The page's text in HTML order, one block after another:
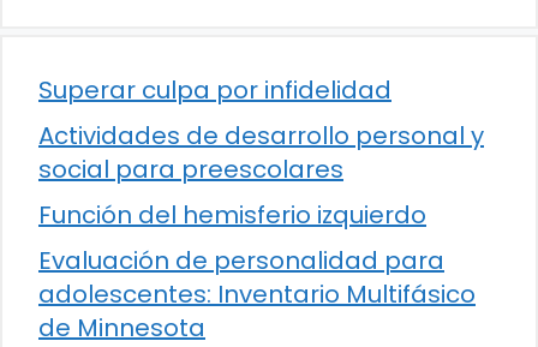
Superar culpa por infidelidad
Actividades de desarrollo personal y
social para preescolares
Función del hemisferio izquierdo
Evaluación de personalidad para
adolescentes: Inventario Multifásico
de Minnesota